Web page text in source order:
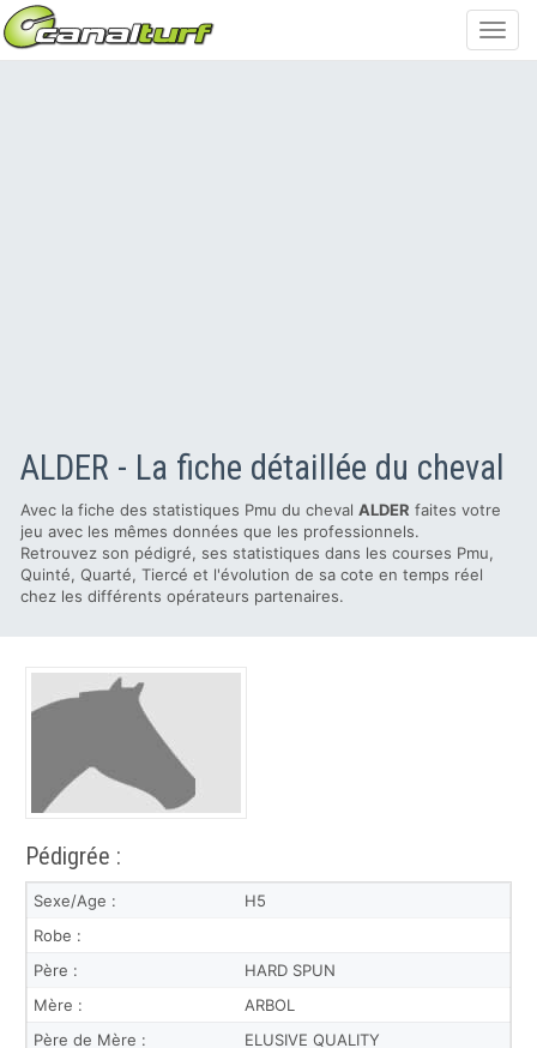
ALDER - La fiche détaillée du cheval
Avec la fiche des statistiques Pmu du cheval ALDER faites votre
jeu avec les mêmes données que les professionnels.
Retrouvez son pédigré, ses statistiques dans les courses Pmu,
Quinté, Quarté, Tiercé et l'évolution de sa cote en temps réel
chez les différents opérateurs partenaires.
Pédigrée :
Sexe/Age :
H5
Robe :
Père :
HARD SPUN
Mère :
ARBOL
Père de Mère :
ELUSIVE QUALITY